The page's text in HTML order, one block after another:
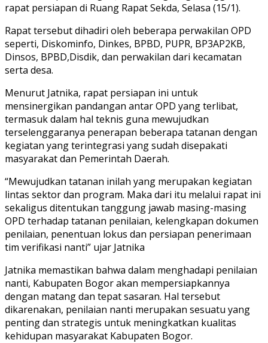
rapat persiapan di Ruang Rapat Sekda, Selasa (15/1).
Rapat tersebut dihadiri oleh beberapa perwakilan OPD
seperti, Diskominfo, Dinkes, BPBD, PUPR, BP3AP2KB,
Dinsos, BPBD,Disdik, dan perwakilan dari kecamatan
serta desa.
Menurut Jatnika, rapat persiapan ini untuk
mensinergikan pandangan antar OPD yang terlibat,
termasuk dalam hal teknis guna mewujudkan
terselenggaranya penerapan beberapa tatanan dengan
kegiatan yang terintegrasi yang sudah disepakati
masyarakat dan Pemerintah Daerah.
“Mewujudkan tatanan inilah yang merupakan kegiatan
lintas sektor dan program. Maka dari itu melalui rapat ini
sekaligus ditentukan tanggung jawab masing-masing
OPD terhadap tatanan penilaian, kelengkapan dokumen
penilaian, penentuan lokus dan persiapan penerimaan
tim verifikasi nanti” ujar Jatnika
Jatnika memastikan bahwa dalam menghadapi penilaian
nanti, Kabupaten Bogor akan mempersiapkannya
dengan matang dan tepat sasaran. Hal tersebut
dikarenakan, penilaian nanti merupakan sesuatu yang
penting dan strategis untuk meningkatkan kualitas
kehidupan masyarakat Kabupaten Bogor.